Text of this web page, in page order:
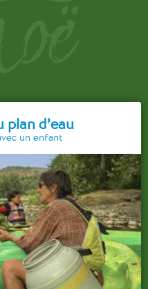
plan d’eau
un enfant